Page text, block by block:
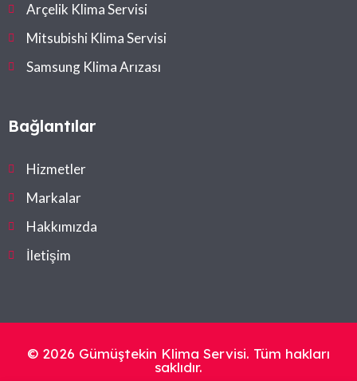
Arçelik Klima Servisi
Mitsubishi Klima Servisi
Samsung Klima Arızası
Bağlantılar
Hizmetler
Markalar
Hakkımızda
İletişim
© 2026 Gümüştekin Klima Servisi. Tüm hakları
saklıdır.